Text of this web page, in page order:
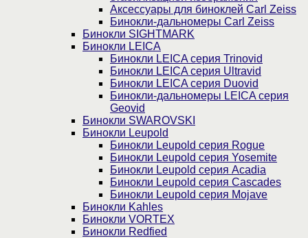
Аксессуары для биноклей Carl Zeiss
Бинокли-дальномеры Carl Zeiss
Бинокли SIGHTMARK
Бинокли LEICA
Бинокли LEICA серия Trinovid
Бинокли LEICA серия Ultravid
Бинокли LEICA серия Duovid
Бинокли-дальномеры LEICA серия
Geovid
Бинокли SWAROVSKI
Бинокли Leupold
Бинокли Leupold серия Rogue
Бинокли Leupold серия Yosemite
Бинокли Leupold серия Acadia
Бинокли Leupold серия Cascades
Бинокли Leupold серия Mojave
Бинокли Kahles
Бинокли VORTEX
Бинокли Redfied